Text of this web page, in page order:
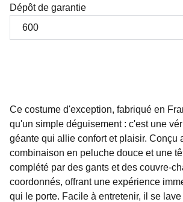
Dépôt de garantie
Ce costume d'exception, fabriqué en
qu'un simple déguisement : c'est une
géante qui allie confort et plaisir. Conçu
combinaison en peluche douce et une
complété par des gants et des couvre-
coordonnés, offrant une expérience
qui le porte. Facile à entretenir, il se